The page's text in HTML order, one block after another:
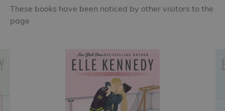
These books have been noticed by other visitors to the
page